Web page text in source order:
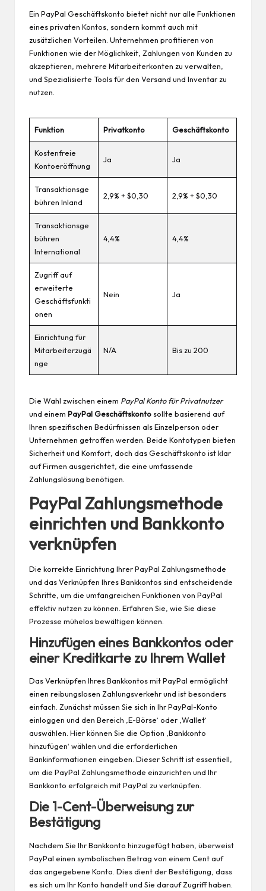
Ein PayPal Geschäftskonto bietet nicht nur alle Funktionen
eines privaten Kontos, sondern kommt auch mit
zusätzlichen Vorteilen. Unternehmen profitieren von
Funktionen wie der Möglichkeit, Zahlungen von Kunden zu
akzeptieren, mehrere Mitarbeiterkonten zu verwalten,
und Spezialisierte Tools für den Versand und Inventar zu
nutzen.
Funktion Privatkonto Geschäftskonto
Kostenfreie
Kontoeröffnung
Ja Ja
Transaktionsge
bühren Inland
2,9% + $0,30 2,9% + $0,30
Transaktionsge
bühren
International
4,4% 4,4%
Zugriff auf
erweiterte
Geschäftsfunkti
onen
Nein Ja
Einrichtung für
Mitarbeiterzugä
nge
N/A Bis zu 200
Die Wahl zwischen einem PayPal Konto für Privatnutzer
und einem PayPal Geschäftskonto sollte basierend auf
Ihren spezifischen Bedürfnissen als Einzelperson oder
Unternehmen getroffen werden. Beide Kontotypen bieten
Sicherheit und Komfort, doch das Geschäftskonto ist klar
auf Firmen ausgerichtet, die eine umfassende
Zahlungslösung benötigen.
PayPal Zahlungsmethode
einrichten und Bankkonto
verknüpfen
Die korrekte Einrichtung Ihrer PayPal Zahlungsmethode
und das Verknüpfen Ihres Bankkontos sind entscheidende
Schritte, um die umfangreichen Funktionen von PayPal
effektiv nutzen zu können. Erfahren Sie, wie Sie diese
Prozesse mühelos bewältigen können.
Hinzufügen eines Bankkontos oder
einer Kreditkarte zu Ihrem Wallet
Das Verknüpfen Ihres Bankkontos mit PayPal ermöglicht
einen reibungslosen Zahlungsverkehr und ist besonders
einfach. Zunächst müssen Sie sich in Ihr PayPal-Konto
einloggen und den Bereich ‚E-Börse‘ oder ‚Wallet‘
auswählen. Hier können Sie die Option ‚Bankkonto
hinzufügen‘ wählen und die erforderlichen
Bankinformationen eingeben. Dieser Schritt ist essentiell,
um die PayPal Zahlungsmethode einzurichten und Ihr
Bankkonto erfolgreich mit PayPal zu verknüpfen.
Die 1-Cent-Überweisung zur
Bestätigung
Nachdem Sie Ihr Bankkonto hinzugefügt haben, überweist
PayPal einen symbolischen Betrag von einem Cent auf
das angegebene Konto. Dies dient der Bestätigung, dass
es sich um Ihr Konto handelt und Sie darauf Zugriff haben.